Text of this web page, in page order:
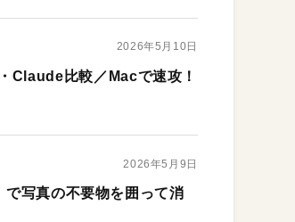
2026年5月10日
Claude比較／Macで速攻！
2026年5月9日
で写真の不要物を囲って消